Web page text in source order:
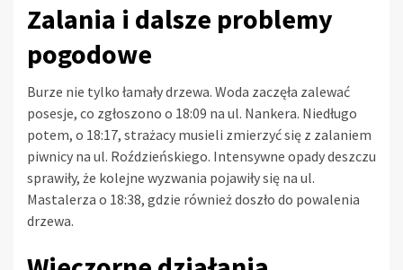
Zalania i dalsze problemy
pogodowe
Burze nie tylko łamały drzewa. Woda zaczęła zalewać
posesje, co zgłoszono o 18:09 na ul. Nankera. Niedługo
potem, o 18:17, strażacy musieli zmierzyć się z zalaniem
piwnicy na ul. Roździeńskiego. Intensywne opady deszczu
sprawiły, że kolejne wyzwania pojawiły się na ul.
Mastalerza o 18:38, gdzie również doszło do powalenia
drzewa.